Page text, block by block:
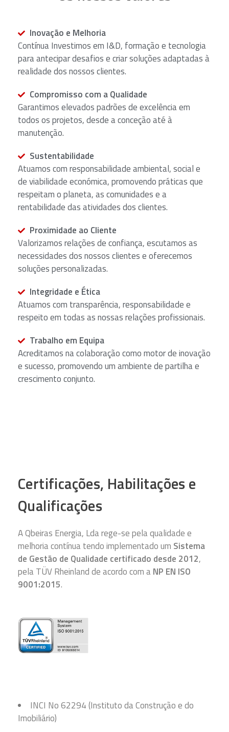
Inovação e Melhoria
Contínua Investimos em I&D, formação e tecnologia
para antecipar desafios e criar soluções adaptadas à
realidade dos nossos clientes.
Compromisso com a Qualidade
Garantimos elevados padrões de excelência em
todos os projetos, desde a conceção até à
manutenção.
Sustentabilidade
Atuamos com responsabilidade ambiental, social e
de viabilidade económica, promovendo práticas que
respeitam o planeta, as comunidades e a
rentabilidade das atividades dos clientes.
Proximidade ao Cliente
Valorizamos relações de confiança, escutamos as
necessidades dos nossos clientes e oferecemos
soluções personalizadas.
Integridade e Ética
Atuamos com transparência, responsabilidade e
respeito em todas as nossas relações profissionais.
Trabalho em Equipa
Acreditamos na colaboração como motor de inovação
e sucesso, promovendo um ambiente de partilha e
crescimento conjunto.
Certificações, Habilitações e
Qualificações
A Qbeiras Energia, Lda rege-se pela qualidade e
melhoria contínua tendo implementado um Sistema
de Gestão de Qualidade certificado desde 2012,
pela TÜV Rheinland de acordo com aNP EN ISO
9001:2015.
INCI No 62294 (Instituto da Construção e do
Imobiliário)